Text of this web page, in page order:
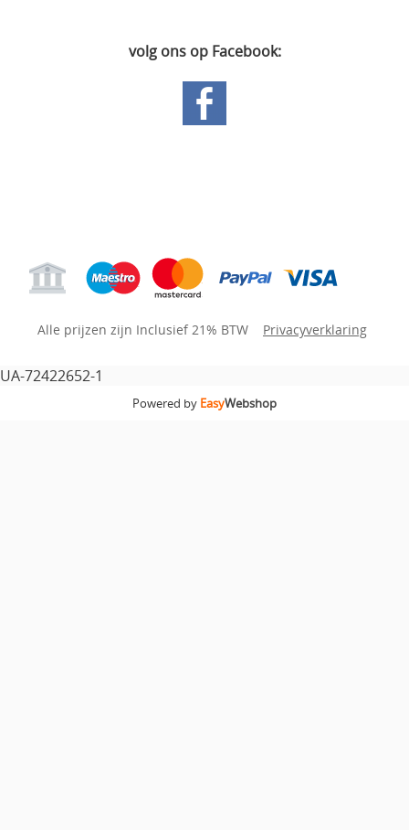
volg ons op Facebook:
Alle prijzen zijn Inclusief 21% BTW Privacyverklaring
UA-72422652-1
Powered by EasyWebshop